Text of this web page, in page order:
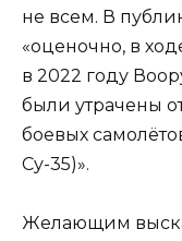
не всем. В
«оценочно, в
в 2022 году
были утрачены
боевых
Су-35)».
Желающим